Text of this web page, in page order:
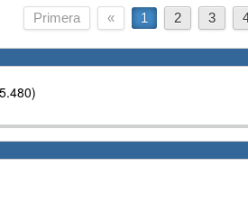
Primera « 1 2 3